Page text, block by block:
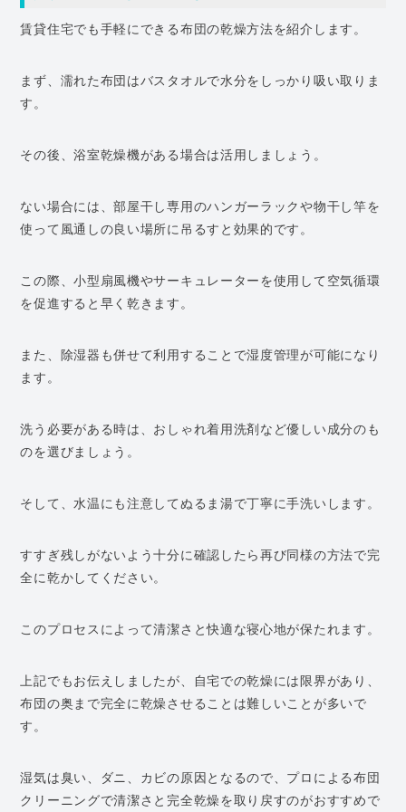
賃貸住宅でも手軽にできる布団の乾燥方法を紹介します。
まず、濡れた布団はバスタオルで水分をしっかり吸い取りま
す。
その後、浴室乾燥機がある場合は活用しましょう。
ない場合には、部屋干し専用のハンガーラックや物干し竿を
使って風通しの良い場所に吊るすと効果的です。
この際、小型扇風機やサーキュレーターを使用して空気循環
を促進すると早く乾きます。
また、除湿器も併せて利用することで湿度管理が可能になり
ます。
洗う必要がある時は、おしゃれ着用洗剤など優しい成分のも
のを選びましょう。
そして、水温にも注意してぬるま湯で丁寧に手洗いします。
すすぎ残しがないよう十分に確認したら再び同様の方法で完
全に乾かしてください。
このプロセスによって清潔さと快適な寝心地が保たれます。
上記でもお伝えしましたが、自宅での乾燥には限界があり、
布団の奥まで完全に乾燥させることは難しいことが多いで
す。
湿気は臭い、ダニ、カビの原因となるので、プロによる布団
クリーニングで清潔さと完全乾燥を取り戻すのがおすすめで